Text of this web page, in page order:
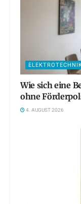
Wie sich eine
ohne
4. AUGUST 2026